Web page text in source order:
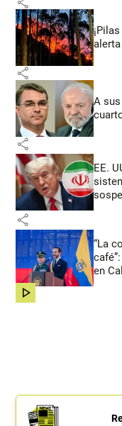
share
A
share
EE.
share
“La
en
share